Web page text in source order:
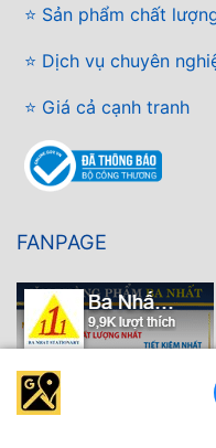
⭐ Sản phẩm chất
⭐ Dịch vụ chuyên
⭐ Giá cả cạnh tranh
FANPAGE